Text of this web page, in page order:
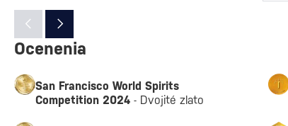
Ocenenia
San Francisco World Spirits
Competition 2024 - Dvojité zlato